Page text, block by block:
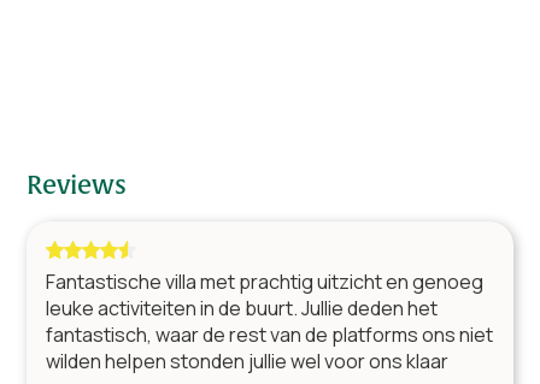
Spelen buiten
Tuin en terras
Barbecue op kolen
Terras
Overdekt terras
Reviews
Fantastische villa met prachtig uitzicht en genoeg
leuke activiteiten in de buurt. Jullie deden het
fantastisch, waar de rest van de platforms ons niet
wilden helpen stonden jullie wel voor ons klaar